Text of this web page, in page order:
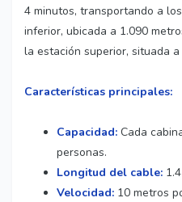
4 minutos, transportando a
inferior, ubicada a 1.090
la estación superior, situada a
Características principales:
Capacidad: Cada
personas.
Longitud del cable:
Velocidad: 10 metros